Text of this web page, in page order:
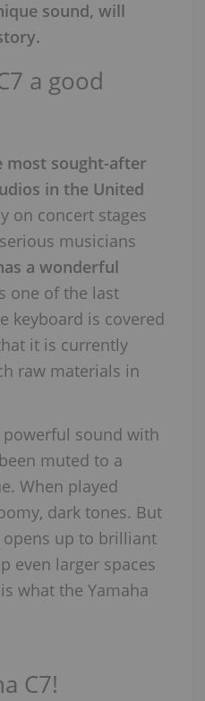
sound, will
a good
most sought-after
in the United
on concert stages
musicians
a wonderful
one of the last
keyboard is covered
it is currently
raw materials in
sound with
muted to a
When played
dark tones. But
up to brilliant
even larger spaces
what the Yamaha
C7!